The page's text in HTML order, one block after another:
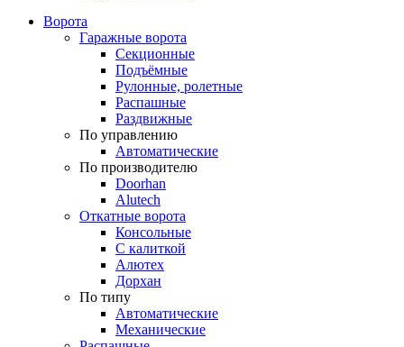
Ворота
Гаражные ворота
Секционные
Подъёмные
Рулонные, ролетные
Распашные
Раздвижные
По управлению
Автоматические
По производителю
Doorhan
Alutech
Откатные ворота
Консольные
С калиткой
Алютех
Дорхан
По типу
Автоматические
Механические